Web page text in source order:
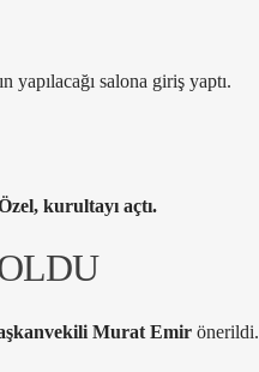
salona giriş yaptı.
kurultayı açtı.
Murat Emir önerildi.